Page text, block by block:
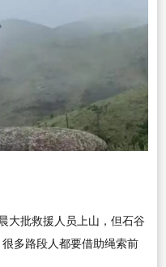
大批救援人员上山，但石谷
多路段人都要借助绳索前